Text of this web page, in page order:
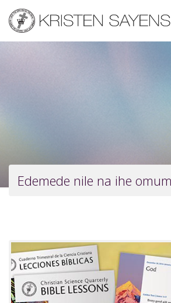
main
content
Edemede nile na ihe